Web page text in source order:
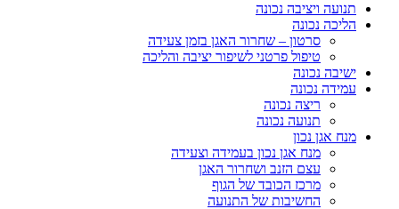
תנועה ויציבה נכונה
הליכה נכונה
סרטון – שחרור האגן בזמן צעידה
טיפול פרטני לשיפור יציבה והליכה
ישיבה נכונה
עמידה נכונה
ריצה נכונה
תנועה נכונה
מנח אגן נכון
מנח אגן נכון בעמידה וצעידה
עצם הזנב ושחרור האגן
מרכז הכובד של הגוף
החשיבות של התנועה